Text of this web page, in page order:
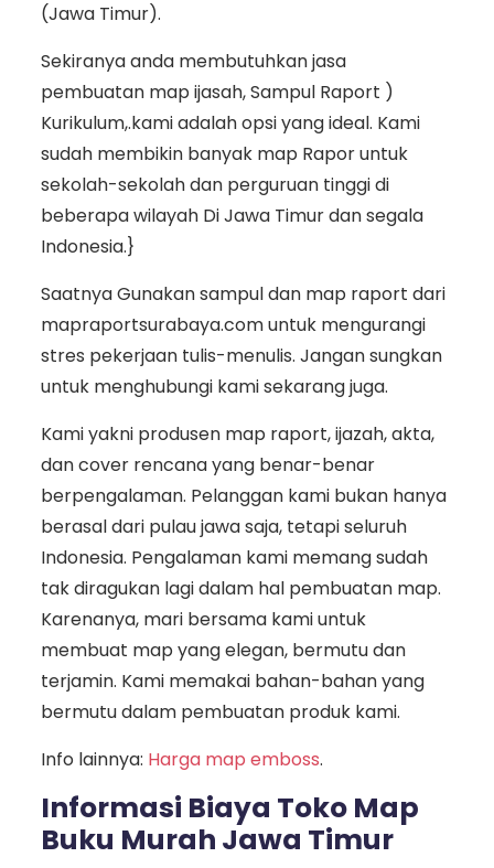
(Jawa Timur).
Sekiranya anda membutuhkan jasa
pembuatan map ijasah, Sampul Raport )
Kurikulum,.kami adalah opsi yang ideal. Kami
sudah membikin banyak map Rapor untuk
sekolah-sekolah dan perguruan tinggi di
beberapa wilayah Di Jawa Timur dan segala
Indonesia.}
Saatnya Gunakan sampul dan map raport dari
mapraportsurabaya.com untuk mengurangi
stres pekerjaan tulis-menulis. Jangan sungkan
untuk menghubungi kami sekarang juga.
Kami yakni produsen map raport, ijazah, akta,
dan cover rencana yang benar-benar
berpengalaman. Pelanggan kami bukan hanya
berasal dari pulau jawa saja, tetapi seluruh
Indonesia. Pengalaman kami memang sudah
tak diragukan lagi dalam hal pembuatan map.
Karenanya, mari bersama kami untuk
membuat map yang elegan, bermutu dan
terjamin. Kami memakai bahan-bahan yang
bermutu dalam pembuatan produk kami.
Info lainnya: Harga map emboss.
Informasi Biaya Toko Map
Buku Murah Jawa Timur